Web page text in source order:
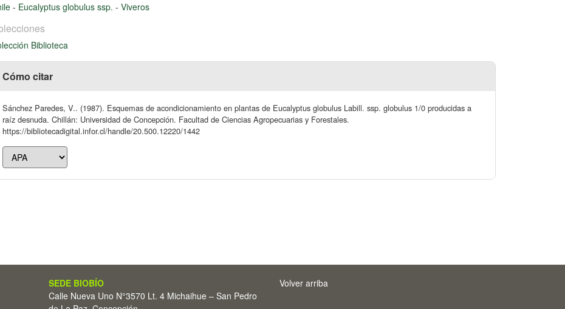
- Eucalyptus globulus ssp. - Viveros
Biblioteca
Cómo citar
Sánchez Paredes, V.. (1987). Esquemas de acondicionamiento en plantas de Eucalyptus globulus Labill. ssp. globulus 1/0 producidas a
raíz desnuda. Chillán: Universidad de Concepción. Facultad de Ciencias Agropecuarias y Forestales.
https://bibliotecadigital.infor.cl/handle/20.500.12220/1442
SEDE BIOBÍO
Calle Nueva Uno N°3570 Lt. 4 Michaihue – San Pedro
Volver arriba